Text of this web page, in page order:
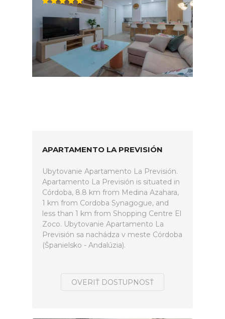
APARTAMENTO LA PREVISIÓN
Ubytovanie Apartamento La Previsión.
Apartamento La Previsión is situated in
Córdoba, 8.8 km from Medina Azahara,
1 km from Cordoba Synagogue, and
less than 1 km from Shopping Centre El
Zoco. Ubytovanie Apartamento La
Previsión sa nachádza v meste Córdoba
(Španielsko - Andalúzia).
OVERIŤ DOSTUPNOSŤ